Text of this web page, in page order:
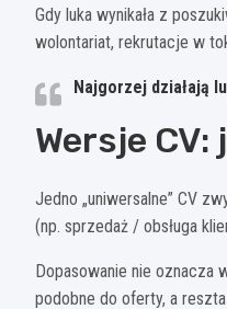
Gdy luka wynikała z
wolontariat, rekrutacje w
Najgorzej działają
Wersje
Jedno „uniwersalne” CV
(np. sprzedaż / obsługa
Dopasowanie nie oznacza
podobne do oferty, a